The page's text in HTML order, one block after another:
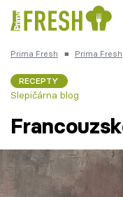
Česká kuchyně
Témata
Prima Fresh ■ Prima Fresh
RECEPTY
Slepičárna blog